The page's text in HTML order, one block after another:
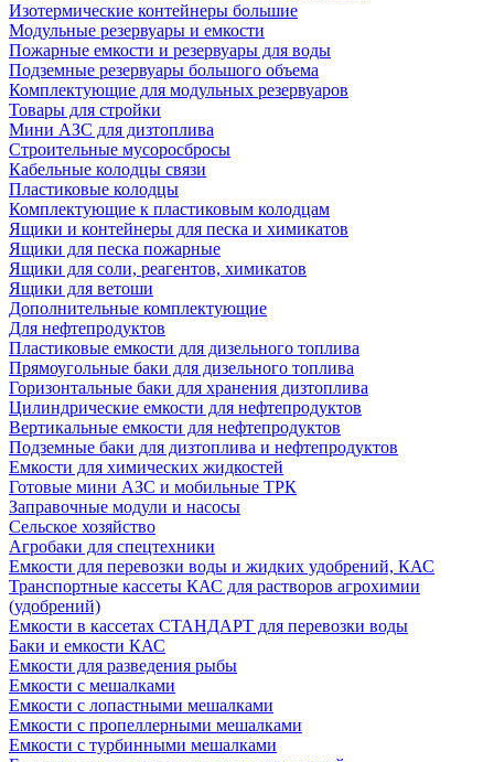
Изотермические контейнеры большие
Модульные резервуары и емкости
Пожарные емкости и резервуары для воды
Подземные резервуары большого объема
Комплектующие для модульных резервуаров
Товары для стройки
Мини АЗС для дизтоплива
Строительные мусоросбросы
Кабельные колодцы связи
Пластиковые колодцы
Комплектующие к пластиковым колодцам
Ящики и контейнеры для песка и химикатов
Ящики для песка пожарные
Ящики для соли, реагентов, химикатов
Ящики для ветоши
Дополнительные комплектующие
Для нефтепродуктов
Пластиковые емкости для дизельного топлива
Прямоугольные баки для дизельного топлива
Горизонтальные баки для хранения дизтоплива
Цилиндрические емкости для нефтепродуктов
Вертикальные емкости для нефтепродуктов
Подземные баки для дизтоплива и нефтепродуктов
Емкости для химических жидкостей
Готовые мини АЗС и мобильные ТРК
Заправочные модули и насосы
Сельское хозяйство
Агробаки для спецтехники
Емкости для перевозки воды и жидких удобрений, КАС
Транспортные кассеты КАС для растворов агрохимии
(удобрений)
Емкости в кассетах СТАНДАРТ для перевозки воды
Баки и емкости КАС
Емкости для разведения рыбы
Емкости с мешалками
Емкости с лопастными мешалками
Емкости с пропеллерными мешалками
Емкости с турбинными мешалками